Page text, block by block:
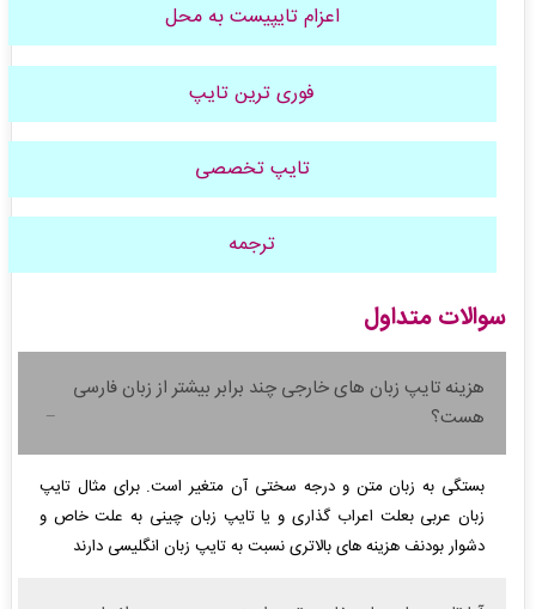
اعزام تایپیست به محل
فوری ترین تایپ
تایپ تخصصی
ترجمه
سوالات متداول
هزینه تایپ زبان های خارجی چند برابر بیشتر از زبان فارسی
هست؟
بستگی به زبان متن و درجه سختی آن متغیر است. برای مثال تایپ
زبان عربی بعلت اعراب گذاری و یا تایپ زبان چینی به علت خاص و
دشوار بودنف هزینه های بالاتری نسبت به تایپ زبان انگلیسی دارند